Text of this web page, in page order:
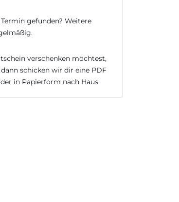
gefunden? Weitere
verschenken möchtest,
schicken wir dir eine PDF
in Papierform nach Haus.